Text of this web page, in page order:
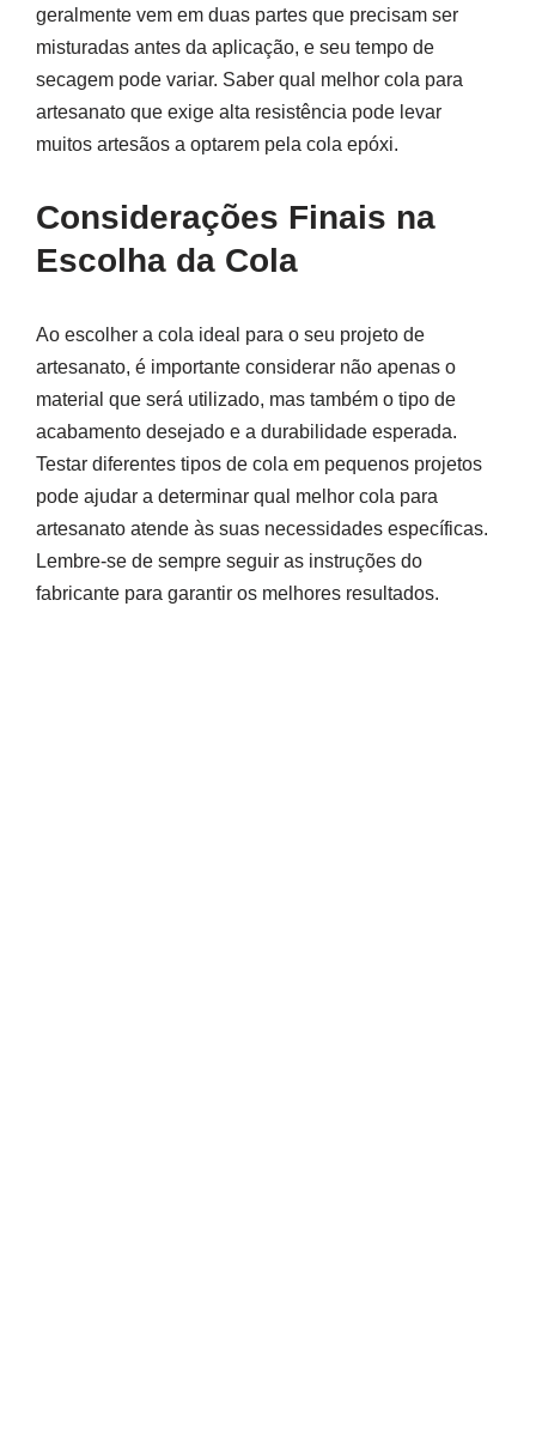
geralmente vem em duas partes que precisam ser
misturadas antes da aplicação, e seu tempo de
secagem pode variar. Saber qual melhor cola para
artesanato que exige alta resistência pode levar
muitos artesãos a optarem pela cola epóxi.
Considerações Finais na
Escolha da Cola
Ao escolher a cola ideal para o seu projeto de
artesanato, é importante considerar não apenas o
material que será utilizado, mas também o tipo de
acabamento desejado e a durabilidade esperada.
Testar diferentes tipos de cola em pequenos projetos
pode ajudar a determinar qual melhor cola para
artesanato atende às suas necessidades específicas.
Lembre-se de sempre seguir as instruções do
fabricante para garantir os melhores resultados.